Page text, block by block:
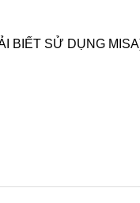
Nghĩa Tại Gia Nghĩa